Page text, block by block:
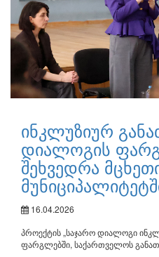
ინკლუზიურ
დიალოგის
შეხვედრა
16.04.2026
პროექტის „საჯარო დიალოგი
ფარგლებში, საქართველოს